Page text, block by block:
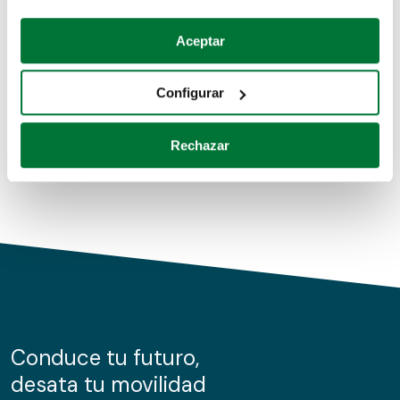
Si lo permite, también quisiéramos:
Recopilar información sobre su ubicación geográfica
Identificar su dispositivo analizándolo activamente
para buscar características específicas (huellas
Obtenga más información sobre cómo se procesan sus
de cookies.
información sobre el uso que haga del sitio web con
nuestros partners de redes sociales, publicidad y análisis
Aceptar
Configurar
Rechazar
Coches de segunda mano
Coches de km0
Conduce tu futuro,
desata tu movilidad